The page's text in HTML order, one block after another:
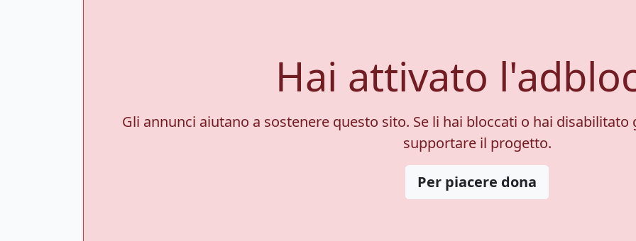
Hai attivato
Gli annunci aiutano a sostenere questo sito. Se li hai bloccati o hai
supportare il progetto.
Per piacere dona